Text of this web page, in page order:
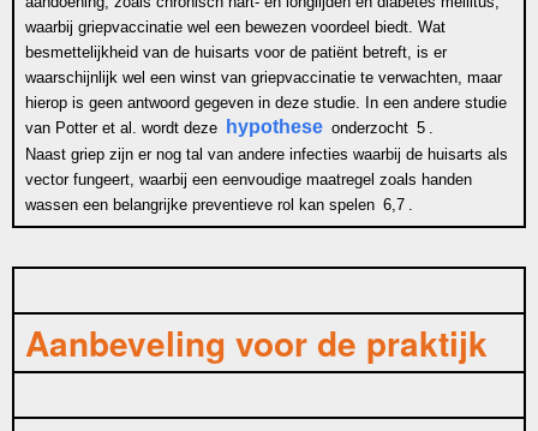
waarbij griepvaccinatie wel een bewezen voordeel biedt. Wat
besmettelijkheid van de huisarts voor de patiënt betreft, is er
waarschijnlijk wel een winst van griepvaccinatie te verwachten, maar
hierop is geen antwoord gegeven in deze studie. In een andere studie
van Potter et al. wordt deze
hypothese onderzocht 5 .
Naast griep zijn er nog tal van andere infecties waarbij de huisarts als
vector fungeert, waarbij een eenvoudige maatregel zoals handen
wassen een belangrijke preventieve rol kan spelen 6,7 .
Aanbeveling voor de praktijk